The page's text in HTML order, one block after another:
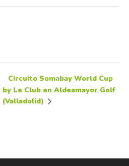
Circuito Somabay World Cup
by Le Club en Aldeamayor Golf
(Valladolid)